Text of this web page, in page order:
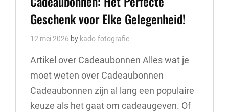
Geschenk voor Elke Gelegenheid!
12 mei 2026 by kado-fotografie
Artikel over Cadeaubonnen Alles wat je
moet weten over Cadeaubonnen
Cadeaubonnen zijn al lang een populaire
keuze als het gaat om cadeaugeven. Of